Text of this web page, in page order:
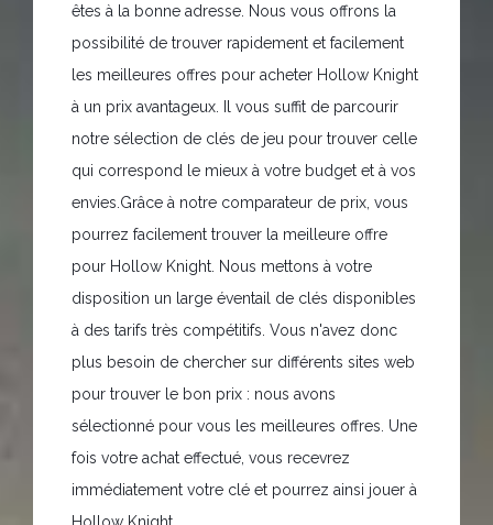
êtes à la bonne adresse. Nous vous offrons la
possibilité de trouver rapidement et facilement
les meilleures offres pour acheter Hollow Knight
à un prix avantageux. Il vous suffit de parcourir
notre sélection de clés de jeu pour trouver celle
qui correspond le mieux à votre budget et à vos
envies.Grâce à notre comparateur de prix, vous
pourrez facilement trouver la meilleure offre
pour Hollow Knight. Nous mettons à votre
disposition un large éventail de clés disponibles
à des tarifs très compétitifs. Vous n'avez donc
plus besoin de chercher sur différents sites web
pour trouver le bon prix : nous avons
sélectionné pour vous les meilleures offres. Une
fois votre achat effectué, vous recevrez
immédiatement votre clé et pourrez ainsi jouer à